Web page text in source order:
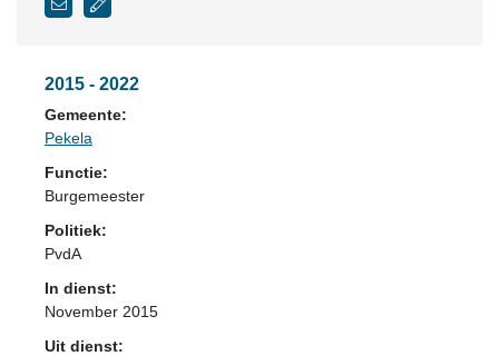
2015 - 2022
Gemeente:
Pekela
Functie:
Burgemeester
Politiek:
PvdA
In dienst:
November 2015
Uit dienst: